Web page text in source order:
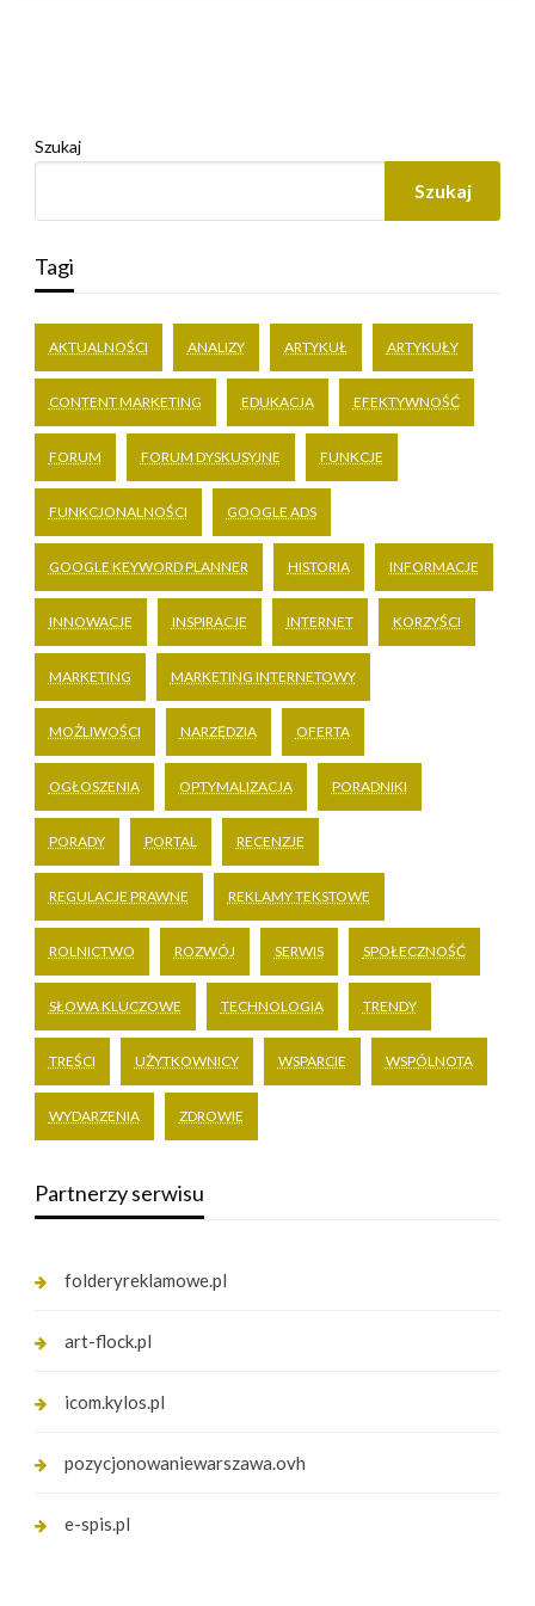
Szukaj
Szukaj
Tagi
AKTUALNOŚCI ANALIZY ARTYKUŁ ARTYKUŁY
CONTENT MARKETING EDUKACJA EFEKTYWNOŚĆ
FORUM FORUM DYSKUSYJNE FUNKCJE
FUNKCJONALNOŚCI GOOGLE ADS
GOOGLE KEYWORD PLANNER HISTORIA INFORMACJE
INNOWACJE INSPIRACJE INTERNET KORZYŚCI
MARKETING MARKETING INTERNETOWY
MOŻLIWOŚCI NARZĘDZIA OFERTA
OGŁOSZENIA OPTYMALIZACJA PORADNIKI
PORADY PORTAL RECENZJE
REGULACJE PRAWNE REKLAMY TEKSTOWE
ROLNICTWO ROZWÓJ SERWIS SPOŁECZNOŚĆ
SŁOWA KLUCZOWE TECHNOLOGIA TRENDY
TREŚCI UŻYTKOWNICY WSPARCIE WSPÓLNOTA
WYDARZENIA ZDROWIE
Partnerzy serwisu
folderyreklamowe.pl
art-flock.pl
icom.kylos.pl
pozycjonowaniewarszawa.ovh
e-spis.pl